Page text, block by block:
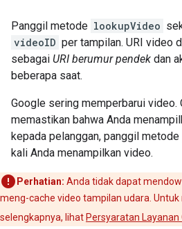
Panggil metode lookupVideo
videoID per tampilan. URI video
sebagai URI berumur pendek dan
beberapa saat.
Google sering memperbarui video.
memastikan bahwa Anda
kepada pelanggan, panggil metode
kali Anda menampilkan video.
Perhatian: Anda tidak dapat
meng-cache video tampilan udara.
selengkapnya, lihat Persyaratan